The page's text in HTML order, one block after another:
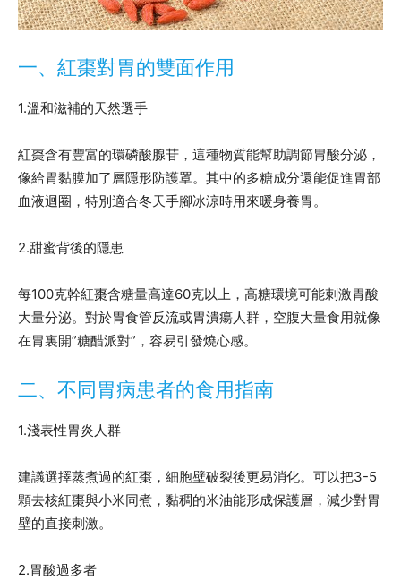
一、紅棗對胃的雙面作用
1.溫和滋補的天然選手
紅棗含有豐富的環磷酸腺苷，這種物質能幫助調節胃酸分泌，
像給胃黏膜加了層隱形防護罩。其中的多糖成分還能促進胃部
血液迴圈，特別適合冬天手腳冰涼時用來暖身養胃。
2.甜蜜背後的隱患
每100克幹紅棗含糖量高達60克以上，高糖環境可能刺激胃酸
大量分泌。對於胃食管反流或胃潰瘍人群，空腹大量食用就像
在胃裏開”糖醋派對”，容易引發燒心感。
二、不同胃病患者的食用指南
1.淺表性胃炎人群
建議選擇蒸煮過的紅棗，細胞壁破裂後更易消化。可以把3-5
顆去核紅棗與小米同煮，黏稠的米油能形成保護層，減少對胃
壁的直接刺激。
2.胃酸過多者